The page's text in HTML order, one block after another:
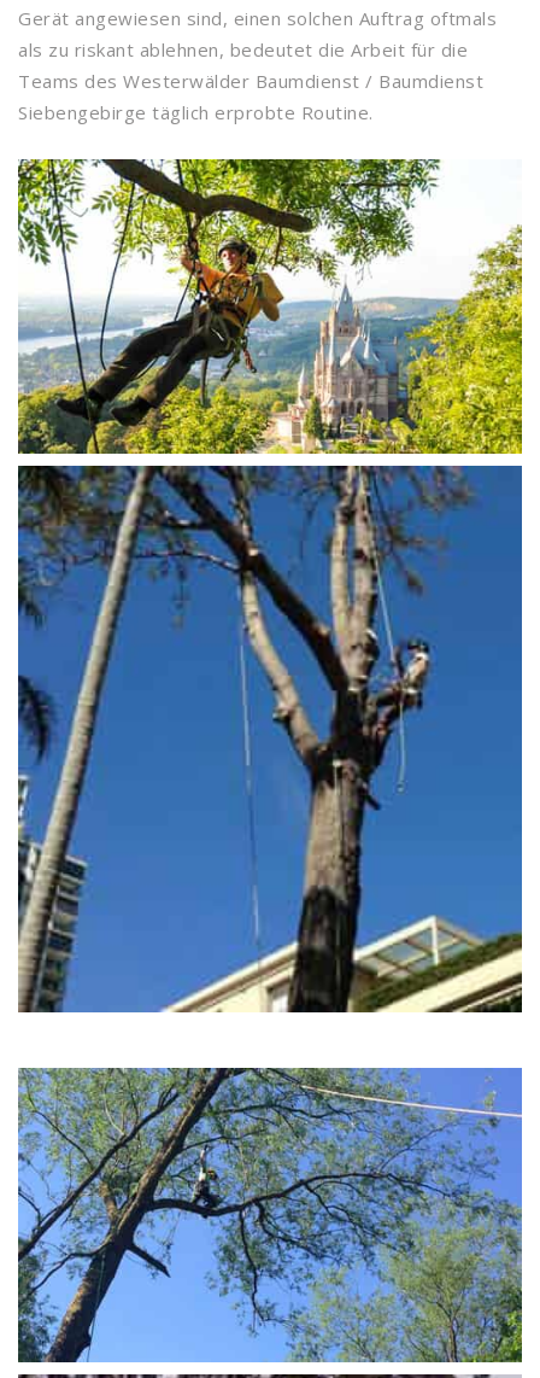
Gerät angewiesen sind, einen solchen Auftrag oftmals
als zu riskant ablehnen, bedeutet die Arbeit für die
Teams des Westerwälder Baumdienst / Baumdienst
Siebengebirge täglich erprobte Routine.